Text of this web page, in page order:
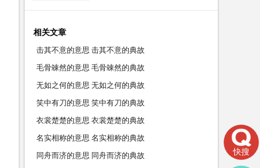
相关文章
击其不意的意思 击其不意的典故
毛骨竦然的意思 毛骨竦然的典故
无如之何的意思 无如之何的典故
笑中有刀的意思 笑中有刀的典故
衣裳楚楚的意思 衣裳楚楚的典故
名实相称的意思 名实相称的典故
同舟而济的意思 同舟而济的典故
快搜